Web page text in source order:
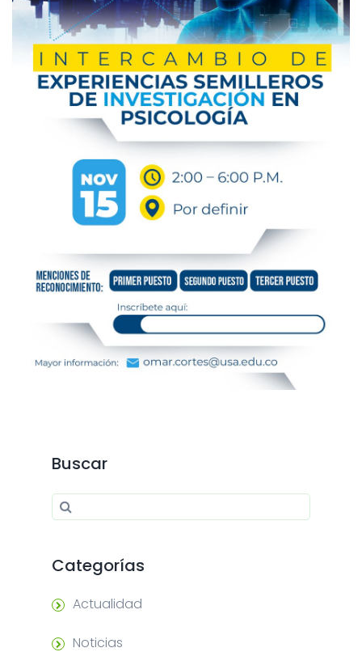
Buscar
Search for:
Categorías
Actualidad
Noticias